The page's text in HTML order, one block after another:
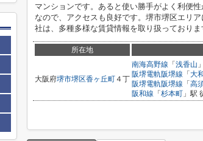
マンションです。あると使い勝手がよく利便
なので、アクセスも良好です。堺市堺区エリ
社は、多種多様な賃貸情報を取り扱っており
所在地
大阪府堺市堺区香ヶ丘町４丁
南海高野線 「 浅香山
阪堺電軌阪堺線 「 大
阪堺電軌阪堺線 「 高
阪和線 「 杉本町 」駅